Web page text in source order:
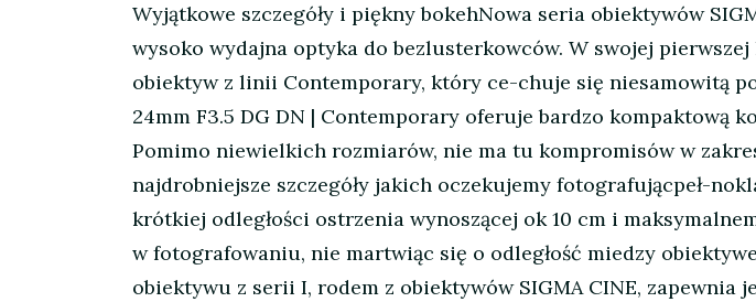
Wyjątkowe szczegóły i piękny bokehNowa seria obiektywów
wysoko wydajna optyka do bezlusterkowców. W swojej
obiektyw z linii Contemporary, który ce-chuje się niesamowitą
24mm F3.5 DG DN | Contemporary oferuje bardzo kompaktową
Pomimo niewielkich rozmiarów, nie ma tu kompromisów w
najdrobniejsze szczegóły jakich oczekujemy fotografującpeł-
krótkiej odległości ostrzenia wynoszącej ok 10 cm i
w fotografowaniu, nie martwiąc się o odległość miedzy
obiektywu z serii I, rodem z obiektywów SIGMA CINE, zapewnia